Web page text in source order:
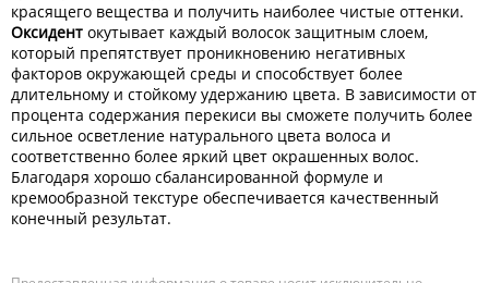
красящего вещества и получить наиболее чистые оттенки.
Оксидент окутывает каждый волосок защитным слоем,
который препятствует проникновению негативных
факторов окружающей среды и способствует более
длительному и стойкому удержанию цвета. В зависимости от
процента содержания перекиси вы сможете получить более
сильное осветление натурального цвета волоса и
соответственно более яркий цвет окрашенных волос.
Благодаря хорошо сбалансированной формуле и
кремообразной текстуре обеспечивается качественный
конечный результат.